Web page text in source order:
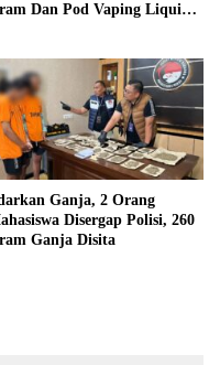
Dan Pod Vaping Liquid
Ganja, 2 Orang
Disergap Polisi, 260
Ganja Disita